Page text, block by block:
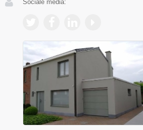
Sociale media: